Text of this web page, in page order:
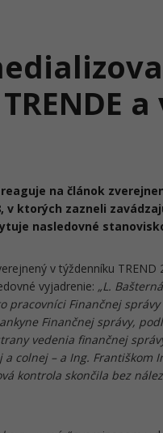
a
na článok
v ktorých zazneli
nasledovné
v týždenníku TREND
vyjadrenie: „L.
pracovníci Finančnej
Finančnej správy,
vedenia finančnej
colnej – a Ing. Františkom
kontrola skončila bez